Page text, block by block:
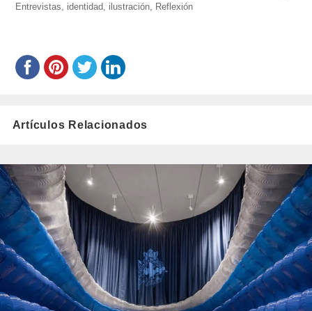
taborda/
el
Entrevistas
identidad ilustración Reflexión
Artículos Relacionados